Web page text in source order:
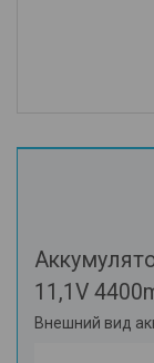
11,1V
Внешний вид